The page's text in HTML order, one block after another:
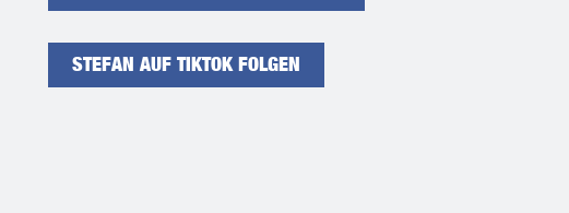
STEFAN AUF TIKTOK FOLGEN